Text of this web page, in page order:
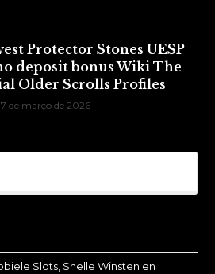
Protector Stones UESP
deposit bonus Wiki The
Older Scrolls Profiles
de março de 2026
Slots, Snelle Winsten en